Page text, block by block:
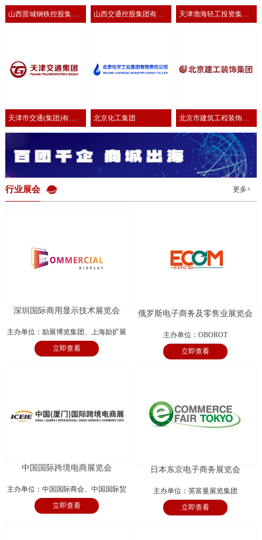
山西晋城钢铁控股集团 山西交通控股集团有限 天津渤海轻工投资集团
天津市交通(集团)有限
公司
北京化工集团 北京市建筑工程装饰集
团有限公司
行业展会 更多+
深圳国际商用显示技术展览会
主办单位：励展博览集团、上海励扩展
览有限公司
立即查看
俄罗斯电子商务及零售业展览会
主办单位：OBOROT
立即查看
中国国际跨境电商展览会
主办单位：中国国际商会、中国国际贸
易促进委员会厦门市委员会、厦门国际
立即查看
日本东京电子商务展览会
主办单位：英富曼展览集团
立即查看